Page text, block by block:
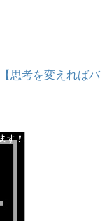
思考を変えればバ